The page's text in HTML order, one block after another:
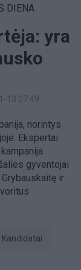
DIENA
yra
13 07:49
norintys
Ekspertai
gyventojai
ir
kandidatai